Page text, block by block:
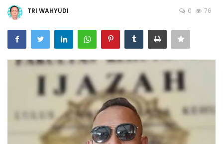
Yogyakarta
TRI WAHYUDI 0 76